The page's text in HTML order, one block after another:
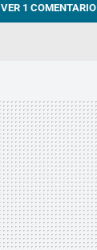
VER 1 COMENTARIO